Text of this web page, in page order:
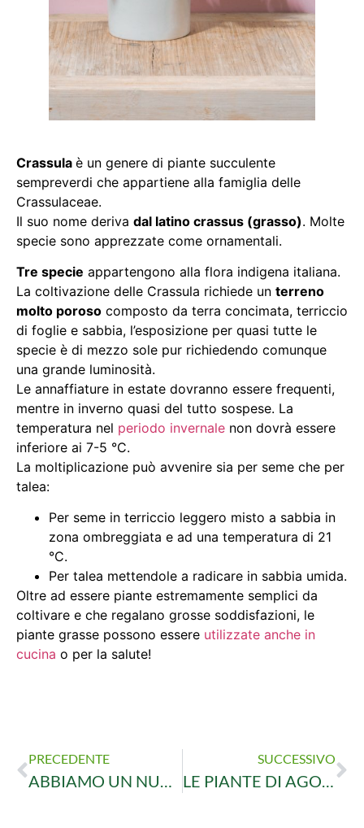
Crassula è un genere di piante succulente
sempreverdi che appartiene alla famiglia delle
Crassulaceae.
Il suo nome deriva dal latino crassus (grasso). Molte
specie sono apprezzate come ornamentali.
Tre specie appartengono alla flora indigena italiana.
La coltivazione delle Crassula richiede un terreno
molto poroso composto da terra concimata, terriccio
di foglie e sabbia, l’esposizione per quasi tutte le
specie è di mezzo sole pur richiedendo comunque
una grande luminosità.
Le annaffiature in estate dovranno essere frequenti,
mentre in inverno quasi del tutto sospese. La
temperatura nel periodo invernale non dovrà essere
inferiore ai 7-5 °C.
La moltiplicazione può avvenire sia per seme che per
talea:
Per seme in terriccio leggero misto a sabbia in
zona ombreggiata e ad una temperatura di 21
°C.
Per talea mettendole a radicare in sabbia umida.
Oltre ad essere piante estremamente semplici da
coltivare e che regalano grosse soddisfazioni, le
piante grasse possono essere utilizzate anche in
cucina o per la salute!
PRECEDENTE
ABBIAMO UN NUOVO ANGOLO: LE PIANTE ACQUATICHE
SUCCESSIVO
LE PIANTE DI AGOSTO: I CACTUS!